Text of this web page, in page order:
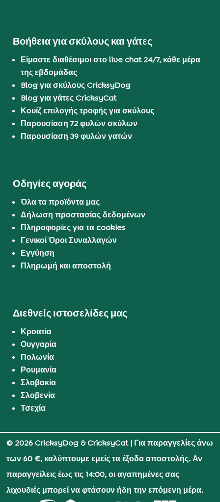
Βοήθεια για σκύλους και γάτες
Είμαστε διαθέσιμοι στο live chat 24/7, κάθε μέρα
της εβδομάδας
Blog για σκύλους CricksyDog
Blog για γάτες CricksyCat
Κουίζ επιλογής τροφής για σκύλους
Παρουσίαση 72 φυλών σκύλων
Παρουσίαση 39 φυλών γατών
Οδηγίες αγοράς
Όλα τα προϊόντα μας
Δήλωση προστασίας δεδομένων
Πληροφορίες για τα cookies
Γενικοί Όροι Συναλλαγών
Εγγύηση
Πληρωμή και αποστολή
Διεθνείς ιστοσελίδες μας
Κροατία
Ουγγαρία
Πολωνία
Ρουμανία
Σλοβακία
Σλοβενία
Τσεχία
© 2026 CricksyDog & CricksyCat| Για παραγγελίες άνω
των 60 €, καλύπτουμε εμείς τα έξοδα αποστολής. Αν
παραγγείλεις έως τις 14:00, οι αγαπημένες σας
λιχουδιές μπορεί να φτάσουν ήδη την επόμενη μέρα.